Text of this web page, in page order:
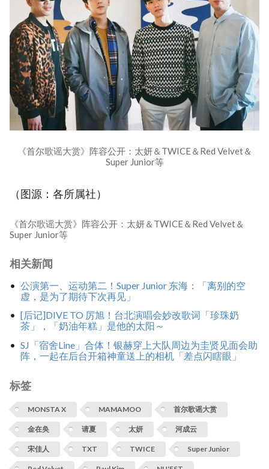
《首尔歌谣大赏》阵容公开：太妍＆TWICE＆Red Velvet＆
Super Junior等
（图源：各所属社）
《首尔歌谣大赏》阵容公开：太妍＆TWICE＆Red Velvet＆
Super Junior等
相关新闻
公演第一、运动第二！Super Junior 东海：「离别的空
虚，是为了期待下次再见」
[后记]DIVE TO 厉旭！台北演唱会妙改歌词「珍珠奶
茶」，「奶油年糕」是他的太阳～
SJ「宿舍Line」合体！银赫穿上大队周边为圭贤见面会助
阵，一起在后台开箱神童送上的相机「差点闪瞎眼」
标签
MONSTA X MAMAMOO 首尔歌谣大赏
金在奂 请夏 太妍 河成云
宋佳人 TXT TWICE Super Junior